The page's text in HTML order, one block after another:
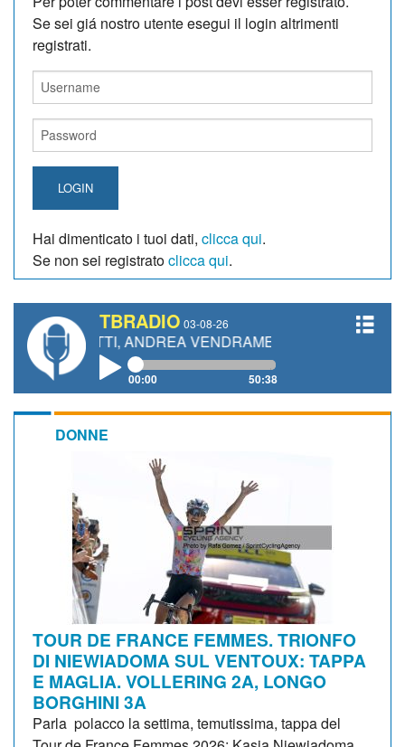
Se sei giá nostro utente esegui il login altrimenti
registrati.
LOGIN
Hai dimenticato i tuoi dati, clicca qui.
Se non sei registratoclicca qui.
TBRADIO 03-08-26
ANDREA VENDRAME, FILIPPO FIORELLI
00:00 50:38
DONNE
TOUR DE FRANCE FEMMES. TRIONFO
DI NIEWIADOMA SUL VENTOUX: TAPPA
E MAGLIA. VOLLERING 2A, LONGO
BORGHINI 3A
Parla polacco la settima, temutissima, tappa del